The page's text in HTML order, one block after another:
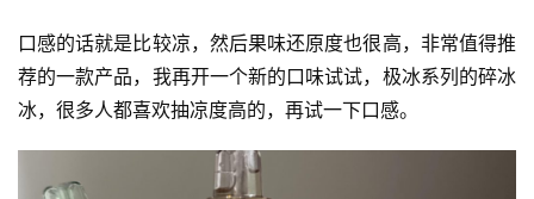
电
子
烟
资
讯
口感的话就是比较凉，然后果味还原度也很高，非常值得推
荐的一款产品，我再开一个新的口味试试，极冰系列的碎冰
冰，很多人都喜欢抽凉度高的，再试一下口感。